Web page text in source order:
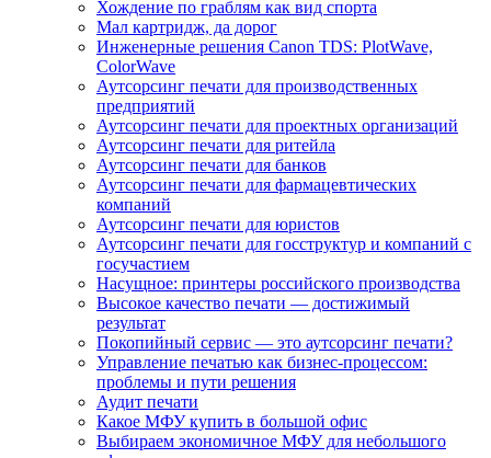
Хождение по граблям как вид спорта
Мал картридж, да дорог
Инженерные решения Canon TDS: PlotWave,
ColorWave
Аутсорсинг печати для производственных
предприятий
Аутсорсинг печати для проектных организаций
Аутсорсинг печати для ритейла
Аутсорсинг печати для банков
Аутсорсинг печати для фармацевтических
компаний
Аутсорсинг печати для юристов
Аутсорсинг печати для госструктур и компаний с
госучастием
Насущное: принтеры российского производства
Высокое качество печати — достижимый
результат
Покопийный сервис — это аутсорсинг печати?
Управление печатью как бизнес-процессом:
проблемы и пути решения
Аудит печати
Какое МФУ купить в большой офис
Выбираем экономичное МФУ для небольшого